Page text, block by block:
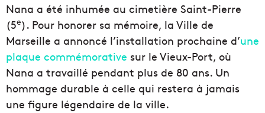
Nana a été inhumée au cimetière Saint-Pierre
(5e). Pour honorer sa mémoire, la Ville de
Marseille a annoncé l’installation prochaine d’une
plaque commémorative sur le Vieux-Port, où
Nana a travaillé pendant plus de 80 ans. Un
hommage durable à celle qui restera à jamais
une figure légendaire de la ville.